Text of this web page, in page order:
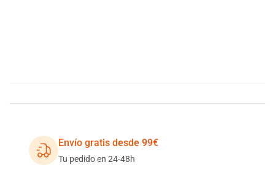
Envío gratis desde 99€
Tu pedido en 24-48h